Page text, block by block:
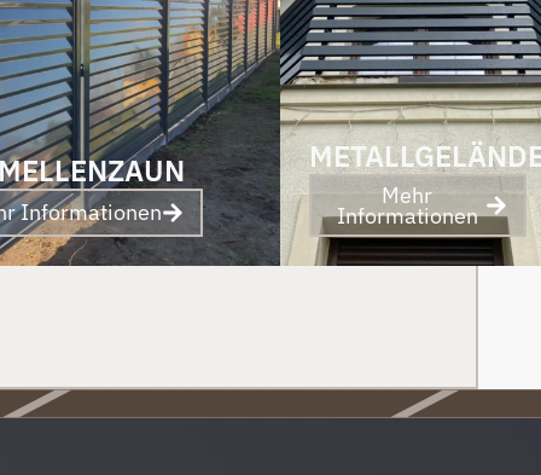
an Berg Zäune gehen. Klare Empfehlung von
uns! PS Nach Fertigstellung, gab es zum Dank
und Abschied sogar noch ein Paket mit
leckerem Honig. Danke auch dafür!
Informationen
Mehr
Informationen